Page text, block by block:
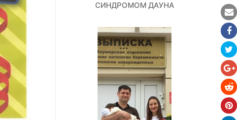
СИНДРОМОМ ДАУНА